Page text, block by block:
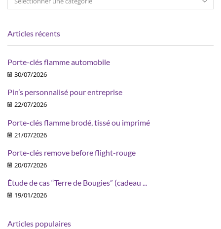
Articles récents
Porte-clés flamme automobile
30/07/2026
Pin’s personnalisé pour entreprise
22/07/2026
Porte-clés flamme brodé, tissé ou imprimé
21/07/2026
Porte-clés remove before flight-rouge
20/07/2026
Étude de cas “Terre de Bougies” (cadeau ...
19/01/2026
Articles populaires